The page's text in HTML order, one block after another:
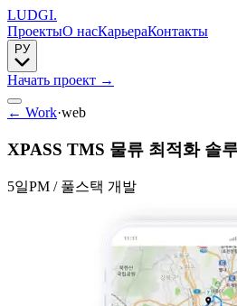
LUDGI.
ПроектыО насКарьераКонтакты
РУ
Начать проект →
← Work·web
XPASS TMS 물류 최적화 솔
5일PM / 풀스택 개발